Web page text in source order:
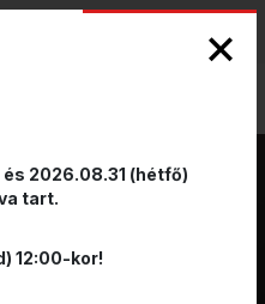
HUN
2026.08.31 (hétfő)
tart.
12:00-kor!